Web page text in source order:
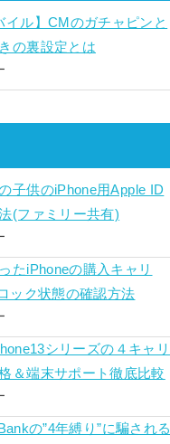
イル】CMのガチャピンと
の裏設定とは
子供のiPhone用Apple ID
(ファミリー共有)
たiPhoneの購入キャリ
ック状態の確認方法
シリーズの４キャリ
＆端末サポート徹底比較
の”4年縛り”に騙される